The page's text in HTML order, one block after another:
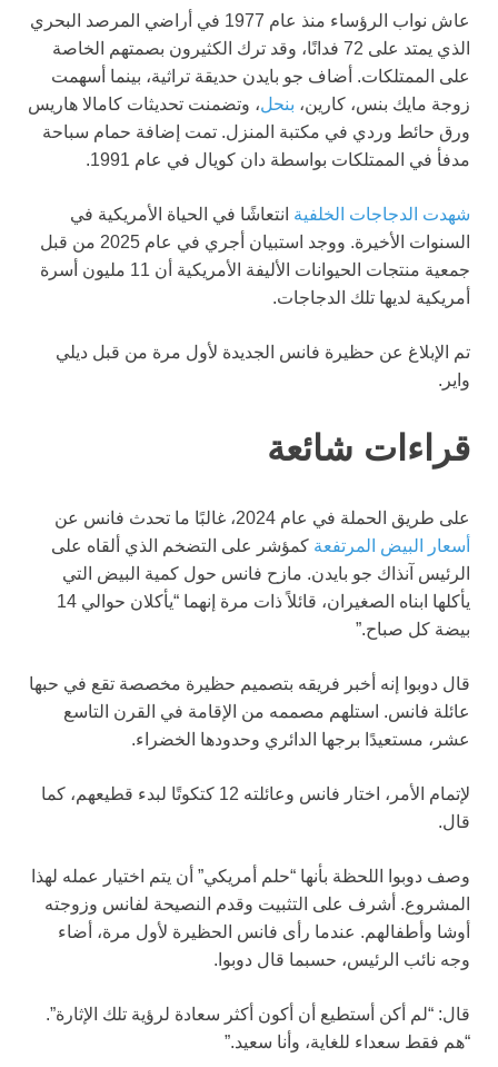
عاش نواب الرؤساء منذ عام 1977 في أراضي المرصد البحري
الذي يمتد على 72 فدانًا، وقد ترك الكثيرون بصمتهم الخاصة
على الممتلكات. أضاف جو بايدن حديقة تراثية، بينما أسهمت
زوجة مايك بنس، كارين، بنحل، وتضمنت تحديثات كامالا هاريس
ورق حائط وردي في مكتبة المنزل. تمت إضافة حمام سباحة
مدفأ في الممتلكات بواسطة دان كويال في عام 1991.
شهدت الدجاجات الخلفية انتعاشًا في الحياة الأمريكية في
السنوات الأخيرة. ووجد استبيان أجري في عام 2025 من قبل
جمعية منتجات الحيوانات الأليفة الأمريكية أن 11 مليون أسرة
أمريكية لديها تلك الدجاجات.
تم الإبلاغ عن حظيرة فانس الجديدة لأول مرة من قبل ديلي
واير.
قراءات شائعة
على طريق الحملة في عام 2024، غالبًا ما تحدث فانس عن
أسعار البيض المرتفعة كمؤشر على التضخم الذي ألقاه على
الرئيس آنذاك جو بايدن. مازح فانس حول كمية البيض التي
يأكلها ابناه الصغيران، قائلاً ذات مرة إنهما “يأكلان حوالي 14
بيضة كل صباح.”
قال دوبوا إنه أخبر فريقه بتصميم حظيرة مخصصة تقع في حبها
عائلة فانس. استلهم مصممه من الإقامة في القرن التاسع
عشر، مستعيدًا برجها الدائري وحدودها الخضراء.
لإتمام الأمر، اختار فانس وعائلته 12 كتكوتًا لبدء قطيعهم، كما
قال.
وصف دوبوا اللحظة بأنها “حلم أمريكي” أن يتم اختيار عمله لهذا
المشروع. أشرف على التثبيت وقدم النصيحة لفانس وزوجته
أوشا وأطفالهم. عندما رأى فانس الحظيرة لأول مرة، أضاء
وجه نائب الرئيس، حسبما قال دوبوا.
قال: “لم أكن أستطيع أن أكون أكثر سعادة لرؤية تلك الإثارة”.
“هم فقط سعداء للغاية، وأنا سعيد.”